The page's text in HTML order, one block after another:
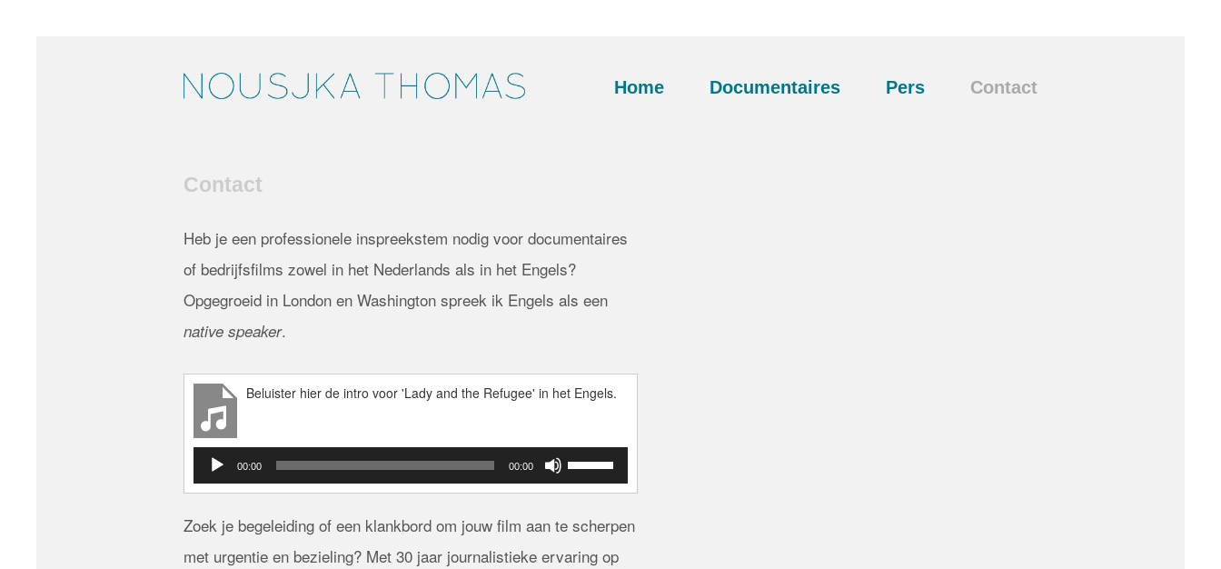
Home Documentaires Pers Contact
Contact
Heb je een professionele inspreekstem nodig voor documentaires
of bedrijfsfilms zowel in het Nederlands als in het Engels?
Opgegroeid in London en Washington spreek ik Engels als een
native speaker.
Beluister hier de intro voor 'Lady and the Refugee' in het Engels.
Audio
Player
00:00 00:00
Arrow
to
increase
Zoek je begeleiding of een klankbord om jouw film aan te scherpen
met urgentie en bezieling? Met 30 jaar journalistieke ervaring op